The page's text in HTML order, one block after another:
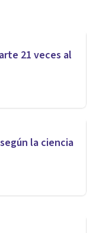
21 veces al
la ciencia
de
las que